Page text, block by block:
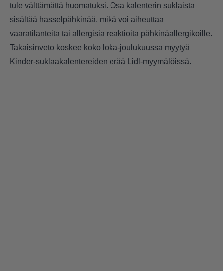
tule välttämättä huomatuksi. Osa kalenterin suklaista
sisältää hasselpähkinää, mikä voi aiheuttaa
vaaratilanteita tai allergisia reaktioita pähkinäallergikoille.
Takaisinveto koskee koko loka-joulukuussa myytyä
Kinder-suklaakalentereiden erää Lidl-myymälöissä.